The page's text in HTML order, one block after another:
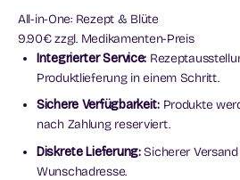
All-in-One: Rezept & Blüte
9.90€ zzgl. Medikamenten-Preis
Integrierter Service:
Produktlieferung in einem Schritt.
Sichere Verfügbarkeit:Produkte
nach Zahlung reserviert.
Diskrete Lieferung:Sicherer
Wunschadresse.